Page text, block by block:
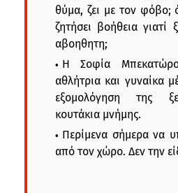
θύμα, ζει με τον φόβο;
ζητήσει βοήθεια γιατί
αβοηθητη;
Η Σοφία
αθλήτρια και γυναίκα
εξομολόγηση της
κουτάκια μνήμης.
Περίμενα σήμερα να
από τον χώρο. Δεν την